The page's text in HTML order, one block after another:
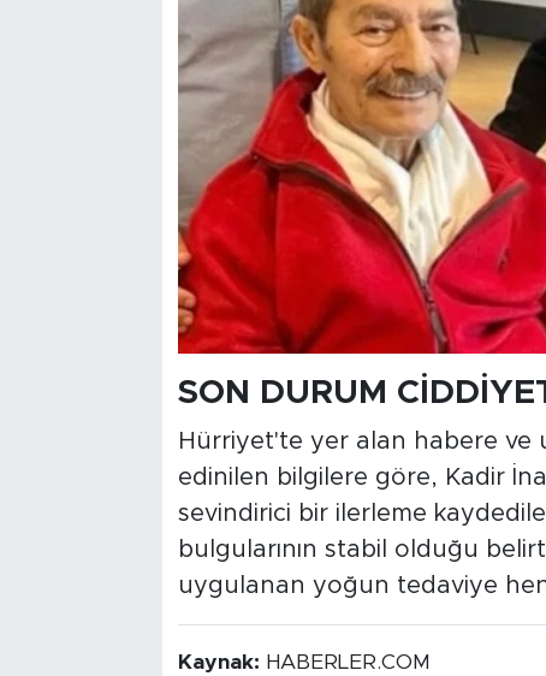
SON DURUM
Hürriyet'te yer alan habere ve
edinilen bilgilere göre, Kadir
sevindirici bir ilerleme
bulgularının stabil olduğu
uygulanan yoğun tedaviye
Kaynak: HABERLER.COM